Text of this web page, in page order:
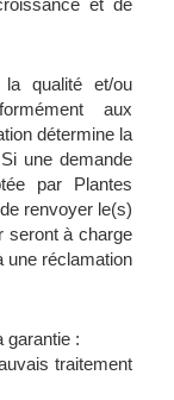
et de
qualité et/ou
aux
détermine la
une demande
par Plantes
renvoyer le(s)
seront à charge
une réclamation
garantie :
traitement